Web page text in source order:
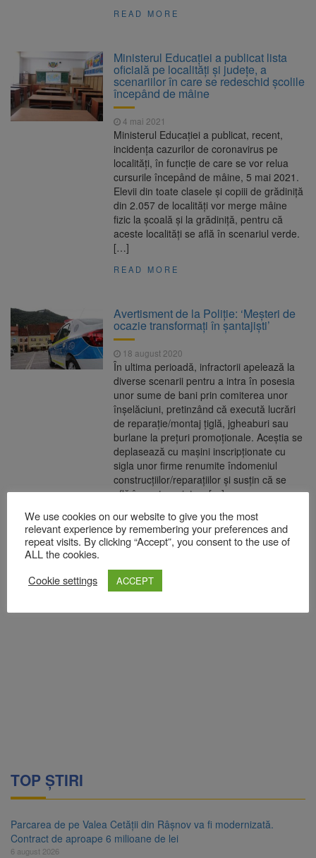
READ MORE
Ministerul Educației a publicat lista
oficială pe localități și județe, a
scenariilor în care se redeschid școlile
începând de mâine
4 mai 2021
Ministerul Educaţiei a publicat, recent,
incidenţa cazurilor de coronavirus pe
localităţi, în funcţie de care se vor relua
cursurile începând de mâine, 5 mai 2021.
Elevii din toate clasele și copiii de grădiniță
din 2.057 de localități vor merge mâine
fizic la școală și la grădiniță, pentru că
aceste localități se află în scenariul verde.
[…]
READ MORE
Avertisment de la Poliție: ‘Meșteri de
ocazie transformați în șantajiști’
18 august 2020
În ultima perioadă, infractorii apelează la
diverse scenarii pentru a intra în posesia
unor sume de bani prin comiterea unor
înșelăciuni, pretinzând că execută lucrări
de reparație/montaj țiglă, jgheaburi sau
burlane la prețuri promoționale. Aceștia se
deplasează cu mașini inscripționate cu
sigla unor firme renumite îndomeniul
construcțiilor/reparațiilor și susțin că se
află în parteneriat cu […]
READ MORE
TOP ȘTIRI
Parcarea de pe Valea Cetății din Râșnov va fi modernizată.
Contract de aproape 6 milioane de lei
6 august 2026
We use cookies on our website to give you the most
relevant experience by remembering your preferences and
repeat visits. By clicking “Accept”, you consent to the use of
ALL the cookies.
Cookie settings
ACCEPT